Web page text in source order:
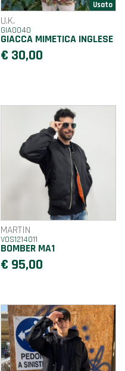
U.K.
GIA0040
GIACCA MIMETICA INGLESE
€ 30,00
MARTIN
VOS1214011
BOMBER MA1
€ 95,00